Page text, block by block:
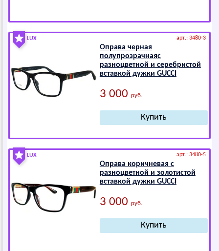
LUX арт.: 3480-3
Оправа черная
полупрозрачнаяс
разноцветной и серебристой
вставкой дужки GUССI
3 000 руб.
LUX арт.: 3480-5
Оправа коричневая с
разноцветной и золотистой
вставкой дужки GUССI
3 000 руб.